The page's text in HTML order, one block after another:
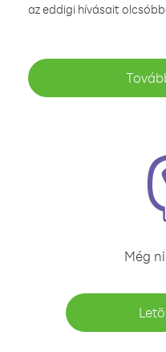
az eddigi hívásait
Még